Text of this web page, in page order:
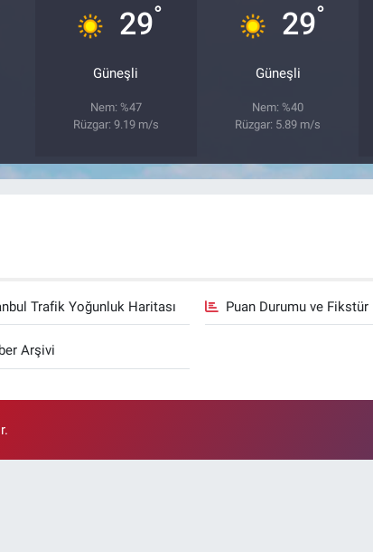
29°
Güneşli
Nem: %47
Rüzgar: 9.19 m/s
29°
Güneşli
Nem: %40
Rüzgar: 5.89 m/s
Trafik Yoğunluk Haritası Puan Durumu ve Fikstür
Arşivi